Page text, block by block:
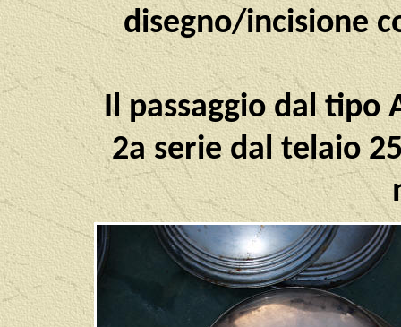
disegno/incisione
Il passaggio dal tipo
2a serie dal telaio